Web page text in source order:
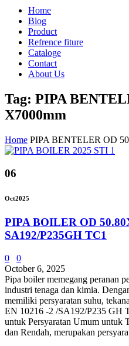
Home
Blog
Product
Refrence fiture
Cataloge
Contact
About Us
Tag: PIPA
X7000mm
Home PIPA BENTELER OD
06
Oct2025
PIPA BOILER OD
SA192/P235GH TC1
0
0
October 6, 2025
Pipa boiler memegang peranan
industri tenaga dan kimia.
memiliki persyaratan suhu,
EN 10216 -2 /SA192/P235 GH
untuk Persyaratan Umum untuk
dan Rendah, merupakan